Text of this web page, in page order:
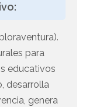
para
educativos
desarrolla
genera